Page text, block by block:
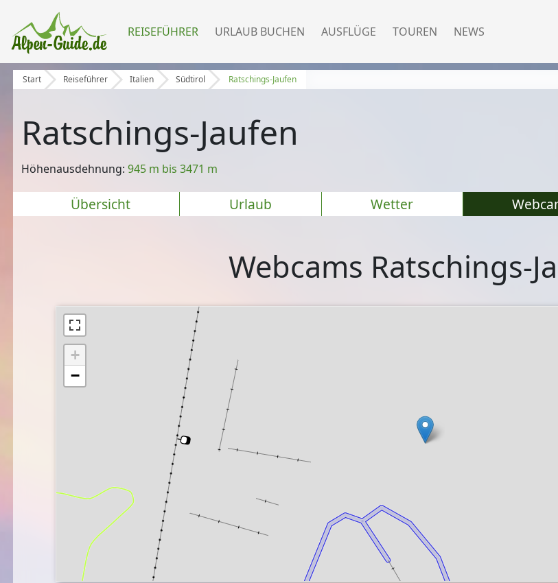
REISEFÜHRER URLAUB BUCHEN AUSFLÜGE TOUREN NEWS
Start Reiseführer Italien Südtirol Ratschings-Jaufen
Ratschings-Jaufen
Höhenausdehnung:945 m bis 3471 m
Übersicht Urlaub Wetter
Webcams Ratschings-
+
−